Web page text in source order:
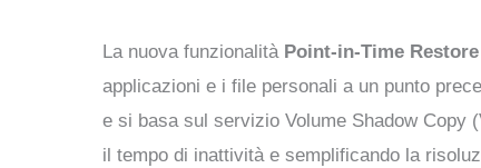
La nuova funzionalità Point-in-Time Restore
applicazioni e i file personali a un punto
e si basa sul servizio Volume Shadow Copy
il tempo di inattività e semplificando la